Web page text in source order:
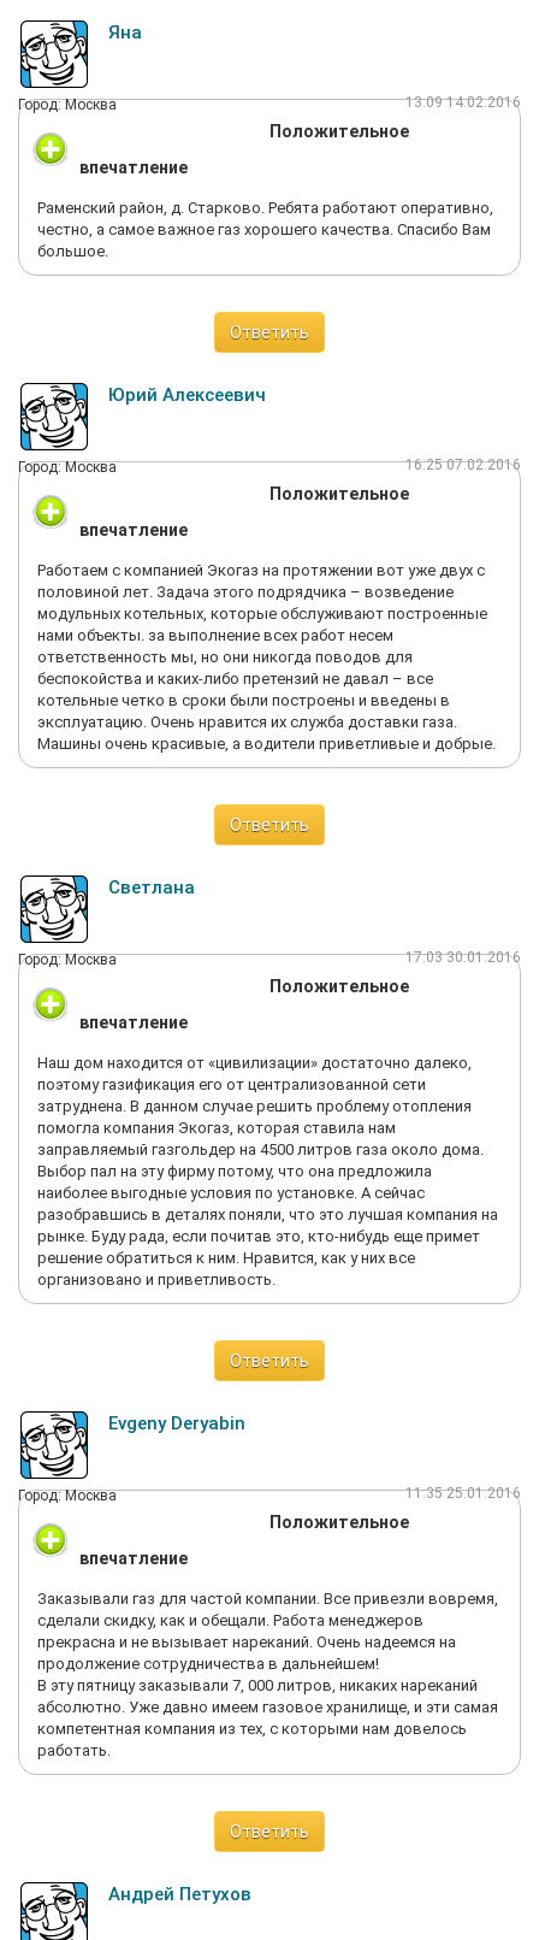
Яна
Город: Москва 13:09 14.02.2016
Положительное
впечатление
Раменский район, д. Старково. Ребята работают оперативно,
честно, а самое важное газ хорошего качества. Спасибо Вам
большое.
Ответить
Юрий Алексеевич
Город: Москва 16:25 07.02.2016
Положительное
впечатление
Работаем с компанией Экогаз на протяжении вот уже двух с
половиной лет. Задача этого подрядчика – возведение
модульных котельных, которые обслуживают построенные
нами объекты. за выполнение всех работ несем
ответственность мы, но они никогда поводов для
беспокойства и каких-либо претензий не давал – все
котельные четко в сроки были построены и введены в
эксплуатацию. Очень нравится их служба доставки газа.
Машины очень красивые, а водители приветливые и добрые.
Ответить
Светлана
Город: Москва 17:03 30.01.2016
Положительное
впечатление
Наш дом находится от «цивилизации» достаточно далеко,
поэтому газификация его от централизованной сети
затруднена. В данном случае решить проблему отопления
помогла компания Экогаз, которая ставила нам
заправляемый газгольдер на 4500 литров газа около дома.
Выбор пал на эту фирму потому, что она предложила
наиболее выгодные условия по установке. А сейчас
разобравшись в деталях поняли, что это лучшая компания на
рынке. Буду рада, если почитав это, кто-нибудь еще примет
решение обратиться к ним. Нравится, как у них все
организовано и приветливость.
Ответить
Evgeny Deryabin
Город: Москва 11:35 25.01.2016
Положительное
впечатление
Заказывали газ для частой компании. Все привезли вовремя,
сделали скидку, как и обещали. Работа менеджеров
прекрасна и не вызывает нареканий. Очень надеемся на
продолжение сотрудничества в дальнейшем!
В эту пятницу заказывали 7, 000 литров, никаких нареканий
абсолютно. Уже давно имеем газовое хранилище, и эти самая
компетентная компания из тех, с которыми нам довелось
работать.
Ответить
Андрей Петухов